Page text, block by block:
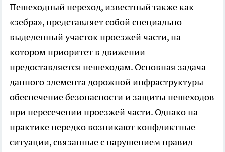
Пешеходный переход, известный также как
«зебра», представляет собой специально
выделенный участок проезжей части, на
котором приоритет в движении
предоставляется пешеходам. Основная задача
данного элемента дорожной инфраструктуры —
обеспечение безопасности и защиты пешеходов
при пересечении проезжей части. Однако на
практике нередко возникают конфликтные
ситуации, связанные с нарушением правил